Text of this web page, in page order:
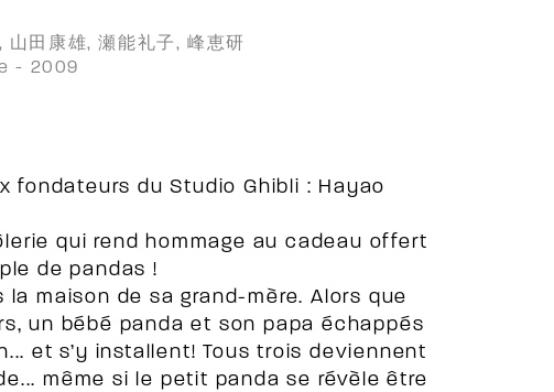
田康雄, 瀬能礼子, 峰恵研
- 2009
fondateurs du Studio Ghibli : Hayao
qui rend hommage au cadeau offert
de pandas !
maison de sa grand-mère. Alors que
un bébé panda et son papa échappés
et s’y installent! Tous trois deviennent
même si le petit panda se révèle être